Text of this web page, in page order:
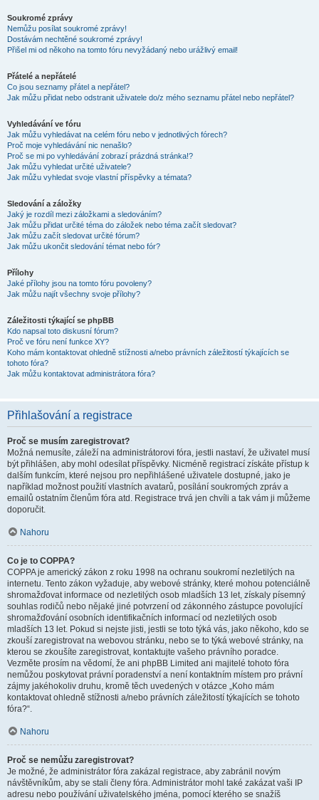
Soukromé zprávy
Nemůžu posílat soukromé zprávy!
Dostávám nechtěné soukromé zprávy!
Přišel mi od někoho na tomto fóru nevyžádaný nebo urážlivý email!
Přátelé a nepřátelé
Co jsou seznamy přátel a nepřátel?
Jak můžu přidat nebo odstranit uživatele do/z mého seznamu přátel nebo nepřátel?
Vyhledávání ve fóru
Jak můžu vyhledávat na celém fóru nebo v jednotlivých fórech?
Proč moje vyhledávání nic nenašlo?
Proč se mi po vyhledávání zobrazí prázdná stránka!?
Jak můžu vyhledat určité uživatele?
Jak můžu vyhledat svoje vlastní příspěvky a témata?
Sledování a záložky
Jaký je rozdíl mezi záložkami a sledováním?
Jak můžu přidat určité téma do záložek nebo téma začít sledovat?
Jak můžu začít sledovat určité fórum?
Jak můžu ukončit sledování témat nebo fór?
Přílohy
Jaké přílohy jsou na tomto fóru povoleny?
Jak můžu najít všechny svoje přílohy?
Záležitosti týkající se phpBB
Kdo napsal toto diskusní fórum?
Proč ve fóru není funkce XY?
Koho mám kontaktovat ohledně stížnosti a/nebo právních záležitostí týkajících se
tohoto fóra?
Jak můžu kontaktovat administrátora fóra?
Přihlašování a registrace
Proč se musím zaregistrovat?
Možná nemusíte, záleží na administrátorovi fóra, jestli nastaví, že uživatel musí
být přihlášen, aby mohl odesílat příspěvky. Nicméně registrací získáte přístup k
dalším funkcím, které nejsou pro nepřihlášené uživatele dostupné, jako je
například možnost použití vlastních avatarů, posílání soukromých zpráv a
emailů ostatním členům fóra atd. Registrace trvá jen chvíli a tak vám ji můžeme
doporučit.
Nahoru
Co je to COPPA?
COPPA je americký zákon z roku 1998 na ochranu soukromí nezletilých na
internetu. Tento zákon vyžaduje, aby webové stránky, které mohou potenciálně
shromažďovat informace od nezletilých osob mladších 13 let, získaly písemný
souhlas rodičů nebo nějaké jiné potvrzení od zákonného zástupce povolující
shromažďování osobních identifikačních informací od nezletilých osob
mladších 13 let. Pokud si nejste jisti, jestli se toto týká vás, jako někoho, kdo se
zkouší zaregistrovat na webovou stránku, nebo se to týká webové stránky, na
kterou se zkoušíte zaregistrovat, kontaktujte vašeho právního poradce.
Vezměte prosím na vědomí, že ani phpBB Limited ani majitelé tohoto fóra
nemůžou poskytovat právní poradenství a není kontaktním místem pro právní
zájmy jakéhokoliv druhu, kromě těch uvedených v otázce „Koho mám
kontaktovat ohledně stížnosti a/nebo právních záležitostí týkajících se tohoto
fóra?“.
Nahoru
Proč se nemůžu zaregistrovat?
Je možné, že administrátor fóra zakázal registrace, aby zabránil novým
návštěvníkům, aby se stali členy fóra. Administrátor mohl také zakázat vaši IP
adresu nebo používání uživatelského jména, pomocí kterého se snažíš